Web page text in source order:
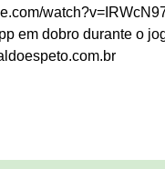
em dobro durante o